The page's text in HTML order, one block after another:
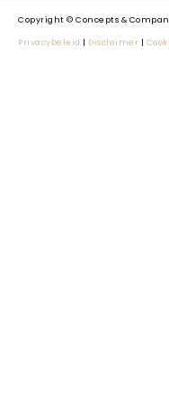
Copyright © Concepts &
Privacybeleid | Disclaimer |